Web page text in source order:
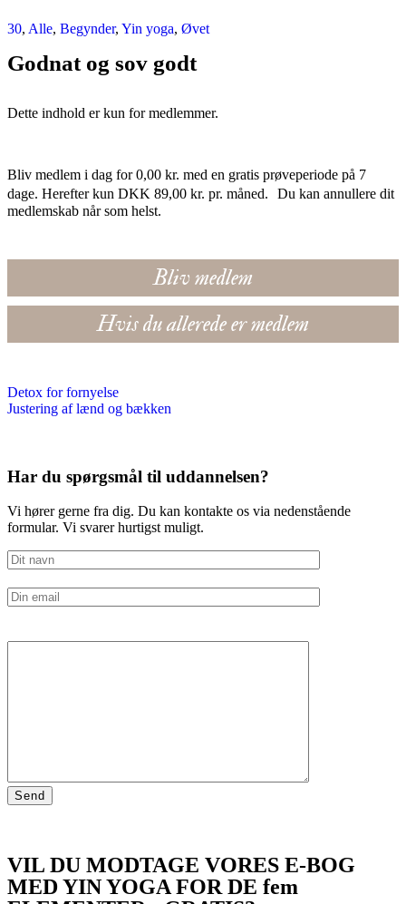
30, Alle, Begynder, Yin yoga, Øvet
Godnat og sov godt
Dette indhold er kun for medlemmer.
Bliv medlem i dag for 0,00 kr. med en gratis prøveperiode på 7
dage. Herefter kun DKK 89,00 kr. pr. måned. Du kan annullere dit
medlemskab når som helst.
Bliv medlem
Hvis du allerede er medlem
Detox for fornyelse
Justering af lænd og bækken
Har du spørgsmål til uddannelsen?
Vi hører gerne fra dig. Du kan kontakte os via nedenstående
formular. Vi svarer hurtigst muligt.
VIL DU MODTAGE VORES E-BOG
MED YIN YOGA FOR DE fem